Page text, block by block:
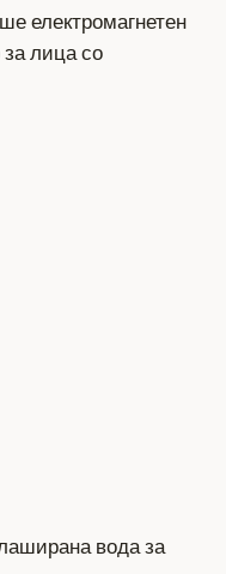
електромагнетен
лица со
вода за